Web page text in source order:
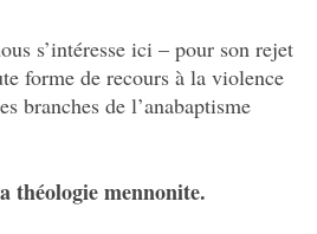
s’intéresse ici – pour son rejet
forme de recours à la violence
branches de l’anabaptisme
théologie mennonite.